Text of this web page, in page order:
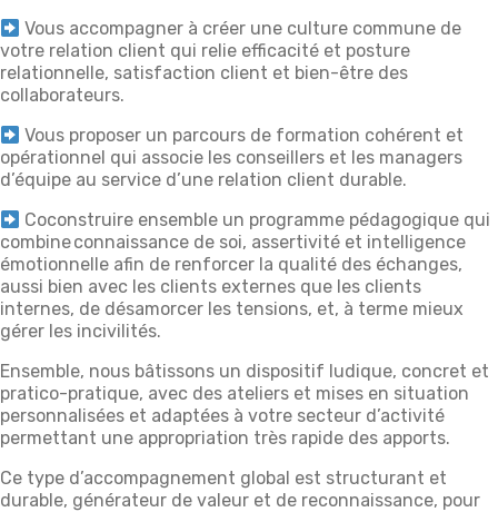
Vous accompagner à créer une culture commune de
votre relation client qui relie efficacité et posture
relationnelle, satisfaction client et bien-être des
collaborateurs.
Vous proposer un parcours de formation cohérent et
opérationnel qui associe les conseillers et les managers
d’équipe au service d’une relation client durable.
Coconstruire ensemble un programme pédagogique qui
combine connaissance de soi, assertivité et intelligence
émotionnelle afin de renforcer la qualité des échanges,
aussi bien avec les clients externes que les clients
internes, de désamorcer les tensions, et, à terme mieux
gérer les incivilités.
Ensemble, nous bâtissons un dispositif ludique, concret et
pratico-pratique, avec des ateliers et mises en situation
personnalisées et adaptées à votre secteur d’activité
permettant une appropriation très rapide des apports.
Ce type d’accompagnement global est structurant et
durable, générateur de valeur et de reconnaissance, pour